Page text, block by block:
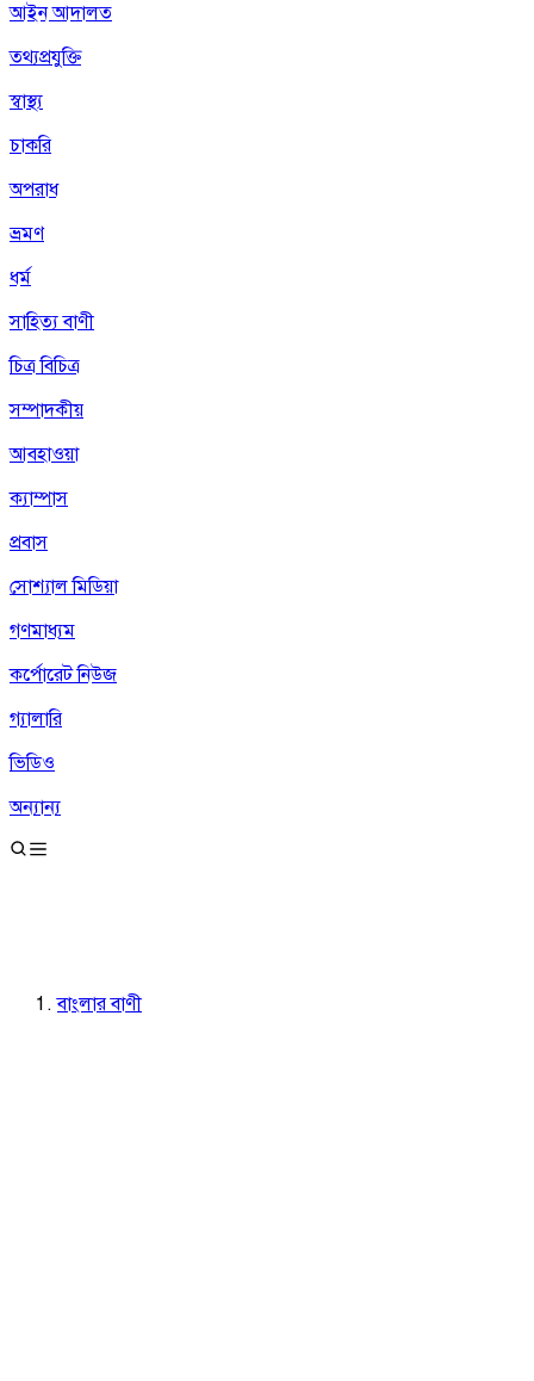
আইন আদালত
তথ্যপ্রযুক্তি
স্বাস্থ্য
চাকরি
অপরাধ
ভ্রমণ
ধর্ম
সাহিত্য বাণী
চিত্র বিচিত্র
সম্পাদকীয়
আবহাওয়া
ক্যাম্পাস
প্রবাস
সোশ্যাল মিডিয়া
গণমাধ্যম
কর্পোরেট নিউজ
গ্যালারি
ভিডিও
অন্যান্য
বাংলার বাণী